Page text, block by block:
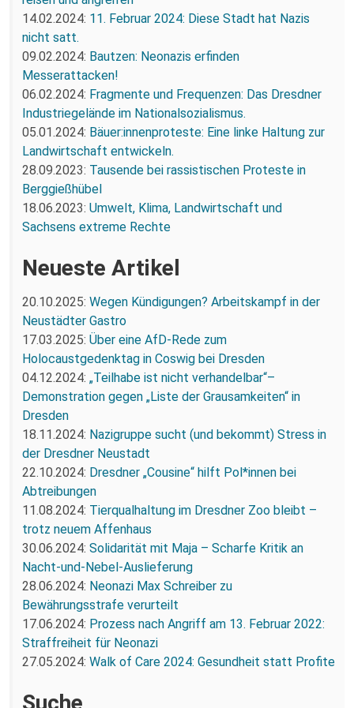
14.02.2024: 11. Februar 2024: Diese Stadt hat Nazis
nicht satt.
09.02.2024: Bautzen: Neonazis erfinden
Messerattacken!
06.02.2024: Fragmente und Frequenzen: Das Dresdner
Industriegelände im Nationalsozialismus.
05.01.2024: Bäuer:innenproteste: Eine linke Haltung zur
Landwirtschaft entwickeln.
28.09.2023: Tausende bei rassistischen Proteste in
Berggießhübel
18.06.2023: Umwelt, Klima, Landwirtschaft und
Sachsens extreme Rechte
Neueste Artikel
20.10.2025: Wegen Kündigungen? Arbeitskampf in der
Neustädter Gastro
17.03.2025: Über eine AfD-Rede zum
Holocaustgedenktag in Coswig bei Dresden
04.12.2024: „Teilhabe ist nicht verhandelbar“–
Demonstration gegen „Liste der Grausamkeiten“ in
Dresden
18.11.2024: Nazigruppe sucht (und bekommt) Stress in
der Dresdner Neustadt
22.10.2024: Dresdner „Cousine“ hilft Pol*innen bei
Abtreibungen
11.08.2024: Tierqualhaltung im Dresdner Zoo bleibt –
trotz neuem Affenhaus
30.06.2024: Solidarität mit Maja – Scharfe Kritik an
Nacht-und-Nebel-Auslieferung
28.06.2024: Neonazi Max Schreiber zu
Bewährungsstrafe verurteilt
17.06.2024: Prozess nach Angriff am 13. Februar 2022:
Straffreiheit für Neonazi
27.05.2024: Walk of Care 2024: Gesundheit statt Profite
Suche